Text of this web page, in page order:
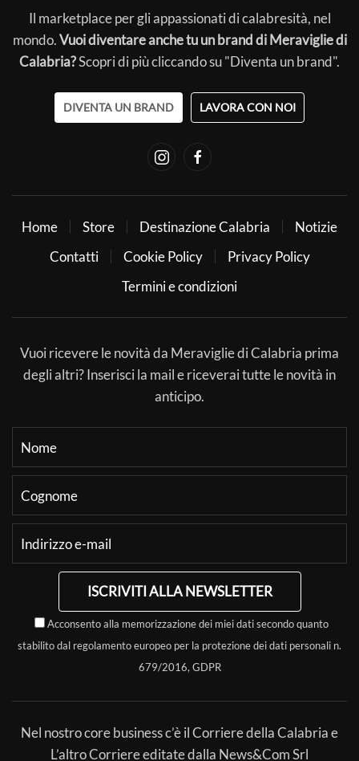
Il marketplace per gli appassionati di calabresità, nel
mondo.Vuoi diventare anche tu un brand di Meraviglie di
Calabria?Scopri di più cliccando su "Diventa un brand".
DIVENTA UN BRAND LAVORA CON NOI
Home Store Destinazione Calabria
Notizie
Contatti
Cookie Policy
Privacy Policy
Termini e condizioni
Vuoi ricevere le novità da Meraviglie di Calabria prima
degli altri? Inserisci la mail e riceverai tutte le novità in
anticipo.
ISCRIVITI ALLA NEWSLETTER
Acconsento alla memorizzazione dei miei dati secondo quanto
stabilito dal regolamento europeo per la protezione dei dati personali n.
679/2016, GDPR
Nel nostro core business c’è il Corriere della Calabria e
L’altro Corriere editate dalla News&Com Srl